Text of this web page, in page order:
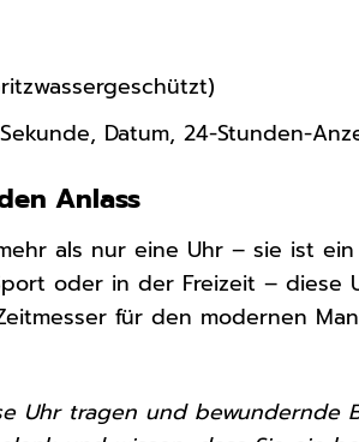
Datum, 24-Stunden-
Anlass
als nur eine Uhr – sie ist
oder in der Freizeit – diese
für den modernen
Uhr tragen und bewundernde